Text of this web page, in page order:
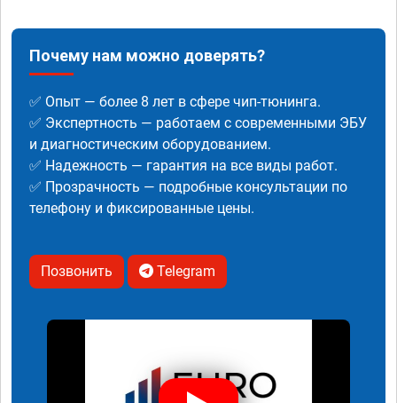
Почему нам можно доверять?
✅ Опыт — более 8 лет в сфере чип-тюнинга.
✅ Экспертность — работаем с современными ЭБУ
и диагностическим оборудованием.
✅ Надежность — гарантия на все виды работ.
✅ Прозрачность — подробные консультации по
телефону и фиксированные цены.
Позвонить Telegram